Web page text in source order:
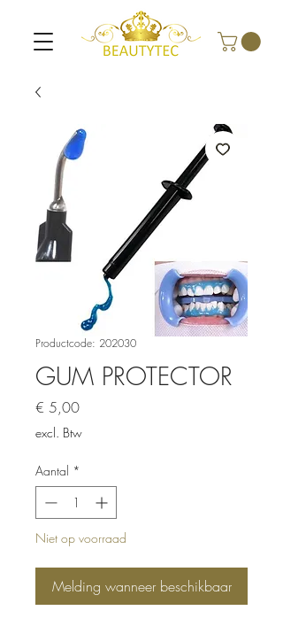
Productcode: 202030
GUM PROTECTOR
€ 5,00Prijs
excl. Btw
Aantal *
Niet op voorraad
Melding wanneer beschikbaar